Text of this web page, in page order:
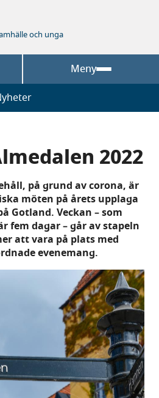
och unga
Meny
2022
på grund av corona, är
möten på årets upplaga
Gotland. Veckan – som
fem dagar – går av stapeln
att vara på plats med
evenemang.